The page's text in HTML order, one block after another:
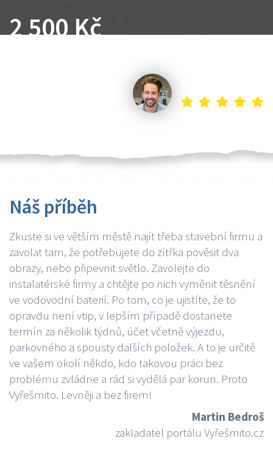
2 500 Kč
Náš příběh
Zkuste si ve větším městě najít třeba stavební firmu a
zavolat tam, že potřebujete do zítřka pověsit dva
obrazy, nebo připevnit světlo. Zavolejte do
instalatérské firmy a chtějte po nich vyměnit těsnění
ve vodovodní baterií. Po tom, co je ujistíte, že to
opravdu není vtip, v lepším případě dostanete
termín za několik týdnů, účet včetně výjezdu,
parkovného a spousty dalších položek. A to je určitě
ve vašem okolí někdo, kdo takovou práci bez
problému zvládne a rád si vydělá par korun. Proto
Vyřešmito. Levněji a bez firem!
Martin Bedroš
zakladatel portálu Vyřešmito.cz